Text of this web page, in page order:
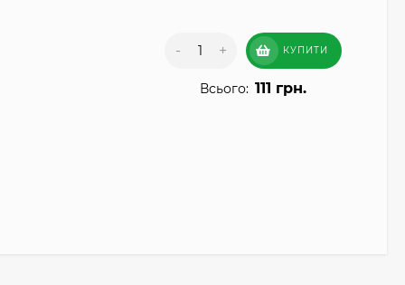
- + КУПИТИ
Всього: 111 грн.